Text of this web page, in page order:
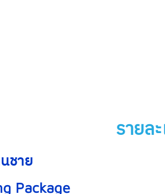
รายล
ชาย
Package